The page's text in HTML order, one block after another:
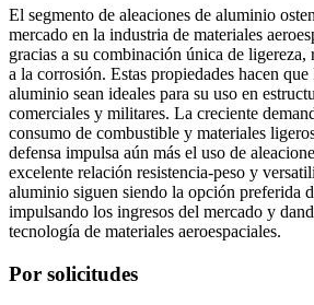
El segmento de aleaciones de aluminio
mercado en la industria de materiales
gracias a su combinación única de ligereza,
a la corrosión. Estas propiedades hacen que
aluminio sean ideales para su uso en
comerciales y militares. La creciente
consumo de combustible y materiales
defensa impulsa aún más el uso de
excelente relación resistencia-peso y
aluminio siguen siendo la opción preferida
impulsando los ingresos del mercado y
tecnología de materiales aeroespaciales.
Por solicitudes